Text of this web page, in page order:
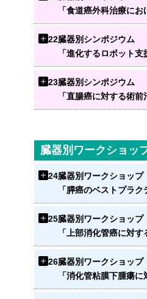
「食道癌外科治療に
22臓器別シンポジウム
「進化するロボット
23臓器別シンポジウム
「直腸癌に対する術
臓器別ワークショッ
24臓器別ワークショップ
「膵癌のベストプラ
25臓器別ワークショップ
「上部消化管癌に対
26臓器別ワークショップ
「消化管粘膜下腫瘍